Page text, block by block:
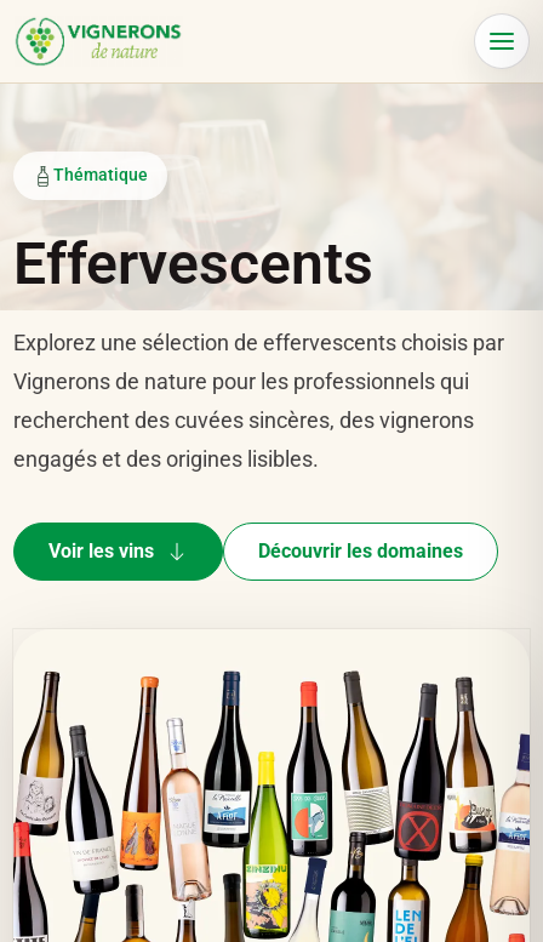
Menu
Thématique
Effervescents
Explorez une sélection de effervescents choisis par
Vignerons de nature pour les professionnels qui
recherchent des cuvées sincères, des vignerons
engagés et des origines lisibles.
Voir les vins Découvrir les domaines
Panneau de gestion des cookies